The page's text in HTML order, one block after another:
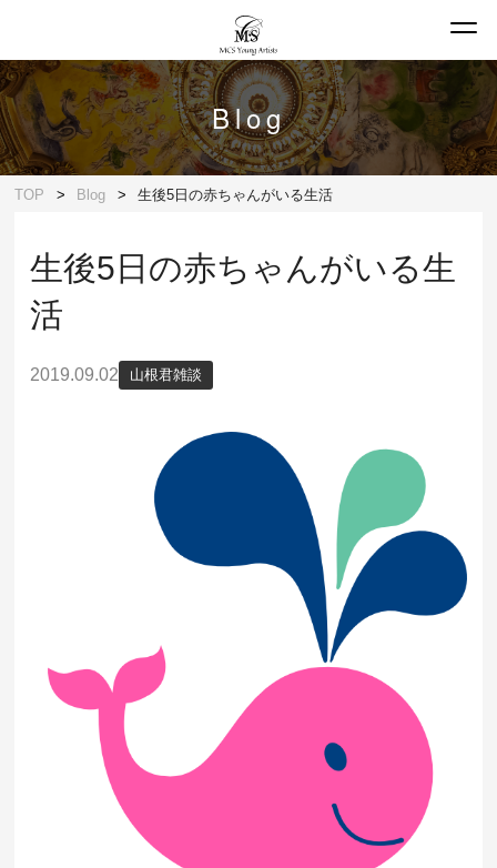
Blog
TOP Blog 生後5日の赤ちゃんがいる生活
生後5日の赤ちゃんがいる生
活
2019.09.02 山根君雑談